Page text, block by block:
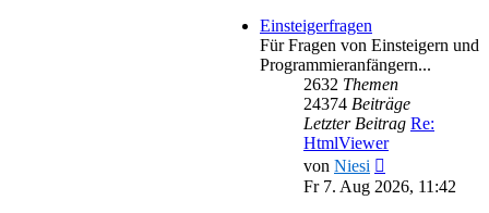
Einsteigerfragen
Für Fragen von Einsteigern und
Programmieranfängern...
2632 Themen
24374 Beiträge
Letzter Beitrag Re:
HtmlViewer
von Niesi
Beitrag
Fr 7. Aug 2026, 11:42